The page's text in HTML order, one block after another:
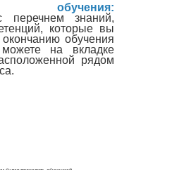
обучения:
перечнем знаний,
которые вы
обучения
на вкладке
рядом